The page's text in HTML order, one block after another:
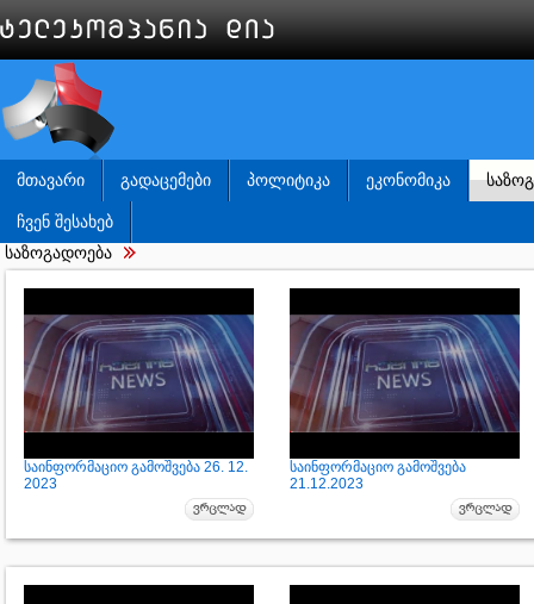
ᲛᲗᲐᲕᲐᲠᲘ ᲒᲐᲓᲐᲪᲔᲛᲔᲑᲘ ᲞᲝᲚᲘᲢᲘᲙᲐ ᲔᲙᲝᲜᲝᲛᲘᲙᲐ
ᲩᲕᲔᲜ ᲨᲔᲡᲐᲮᲔᲑ
საზოგადოება
საინფორმაციო გამოშვება 26. 12.
2023
საინფორმაციო გამოშვება
21.12.2023